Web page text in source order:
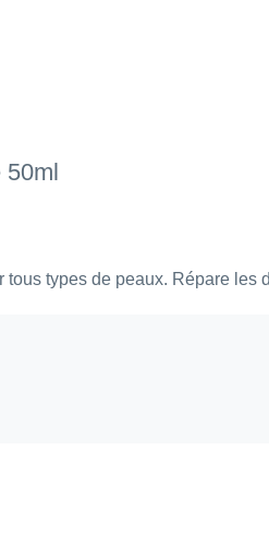
50ml
types de peaux. Répare